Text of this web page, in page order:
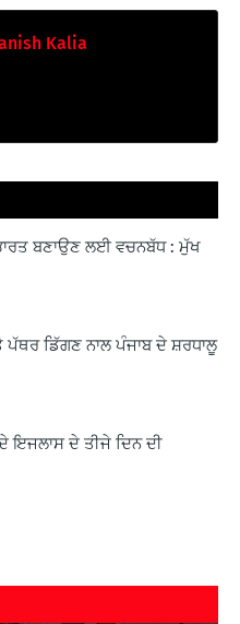
Kalia
ਬਣਾਉਣ ਲਈ ਵਚਨਬੱਧ : ਮੁੱਖ
ਪੱਥਰ ਡਿੱਗਣ ਨਾਲ ਪੰਜਾਬ ਦੇ ਸ਼ਰਧਾਲੂ
ਇਜਲਾਸ ਦੇ ਤੀਜੇ ਦਿਨ ਦੀ